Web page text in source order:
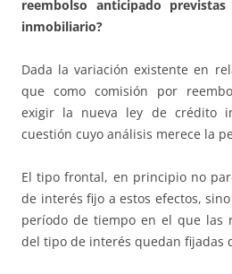
reembolso anticipado
inmobiliario?
Dada la variación existente en
que como comisión por
exigir la nueva ley de crédito
cuestión cuyo análisis merece la
El tipo frontal, en principio no
de interés fijo a estos efectos,
período de tiempo en el que las
del tipo de interés quedan fijadas